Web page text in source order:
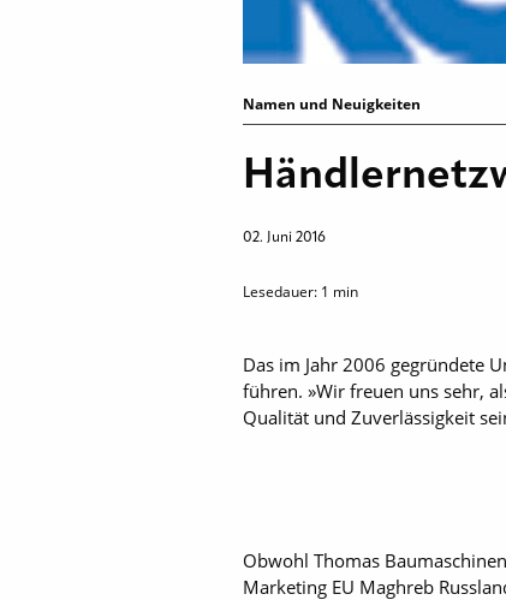
Namen und Neuigkeiten
02. Juni 2016
Lesedauer: 1 min
Das im Jahr 2006 gegründete
führen. »Wir freuen uns sehr,
Qualität und Zuverlässigkeit
Obwohl Thomas
Marketing EU Maghreb